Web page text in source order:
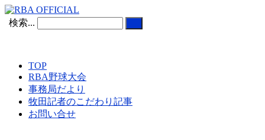
検索...
TOP
RBA野球大会
事務局だより
牧田記者のこだわり記事
お問い合せ